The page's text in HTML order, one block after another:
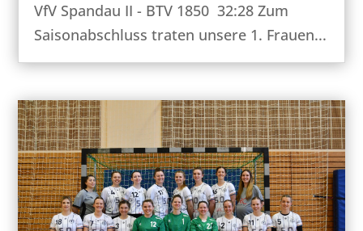
VfV Spandau II - BTV 1850 32:28 Zum
Saisonabschluss traten unsere 1. Frauen...